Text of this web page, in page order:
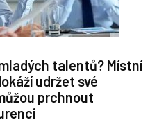
talentů? Místní
udržet své
prchnout